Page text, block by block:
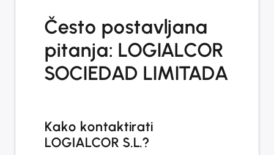
Često postavljana
pitanja: LOGIALCOR
SOCIEDAD LIMITADA
Kako kontaktirati
LOGIALCOR S.L.?